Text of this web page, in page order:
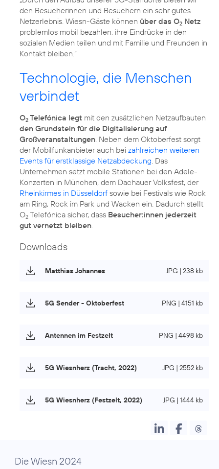
den Besucherinnen und Besuchern ein sehr gutes
Netzerlebnis. Wiesn-Gäste können über das O2 Netz
problemlos mobil bezahlen, ihre Eindrücke in den
sozialen Medien teilen und mit Familie und Freunden in
Kontakt bleiben.“
Technologie, die Menschen
verbindet
O2 Telefónica legt mit den zusätzlichen Netzaufbauten
den Grundstein für die Digitalisierung auf
Großveranstaltungen . Neben dem Oktoberfest sorgt
der Mobilfunkanbieter auch bei zahlreichen weiteren
Events für erstklassige Netzabdeckung . Das
Unternehmen setzt mobile Stationen bei den Adele-
Konzerten in München, dem Dachauer Volksfest, der
Rheinkirmes in Düsseldorf sowie bei Festivals wie Rock
am Ring, Rock im Park und Wacken ein. Dadurch stellt
O2 Telefónica sicher, dass Besucher:innen jederzeit
gut vernetzt bleiben
Downloads
Matthias Johannes JPG | 238 kb
5G Sender - Oktoberfest PNG | 4151 kb
Antennen im Festzelt PNG | 4498 kb
5G Wiesnherz (Tracht, 2022) JPG | 2552 kb
5G Wiesnherz (Festzelt, 2022) JPG | 1444 kb
Die Wiesn 2024